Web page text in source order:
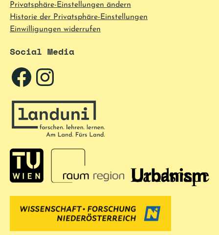
Privatsphäre-Einstellungen ändern
Historie der Privatsphäre-Einstellungen
Einwilligungen widerrufen
Social Media
Facebook
Instagram